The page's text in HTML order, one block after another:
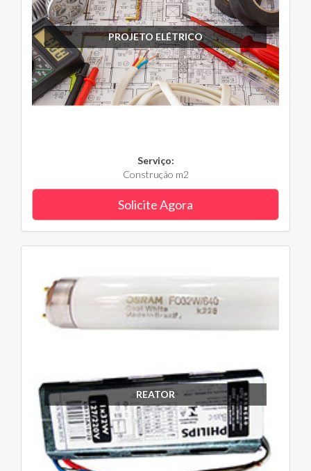
PROJETO ELÉTRICO
Serviço:
Construção m2
Solicite Agora
REATOR